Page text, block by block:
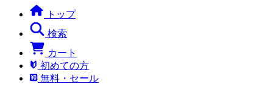
トップ
検索
カート
初めての方
無料・セール